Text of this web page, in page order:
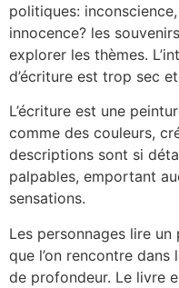
politiques:
innocence? les
explorer les thèmes.
d’écriture est trop sec
L’écriture est une
comme des couleurs,
descriptions sont si
palpables, emportant
sensations.
Les personnages lire
que l’on rencontre
de profondeur. Le livre